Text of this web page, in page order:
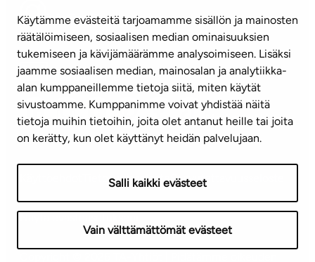
Käytämme evästeitä tarjoamamme sisällön ja mainosten
räätälöimiseen, sosiaalisen median ominaisuuksien
tukemiseen ja kävijämäärämme analysoimiseen. Lisäksi
jaamme sosiaalisen median, mainosalan ja analytiikka-
alan kumppaneillemme tietoja siitä, miten käytät
sivustoamme. Kumppanimme voivat yhdistää näitä
tietoja muihin tietoihin, joita olet antanut heille tai joita
on kerätty, kun olet käyttänyt heidän palvelujaan.
Salli kaikki evästeet
Vain välttämättömät evästeet
info@ta.fi
Tilaa uutiskirje
Mediapankki
TietosuojaselosteSaavutettavuusseloste